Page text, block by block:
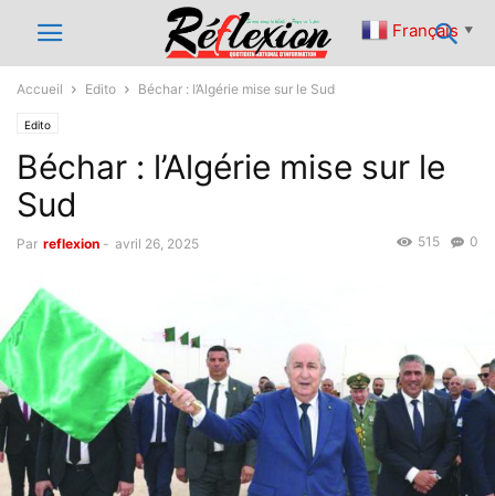
Accueil Edito Béchar : l’Algérie mise sur le Sud
Edito
Béchar : l’Algérie mise sur le
Sud
Par reflexion - avril 26, 2025 0
515
Français ▼